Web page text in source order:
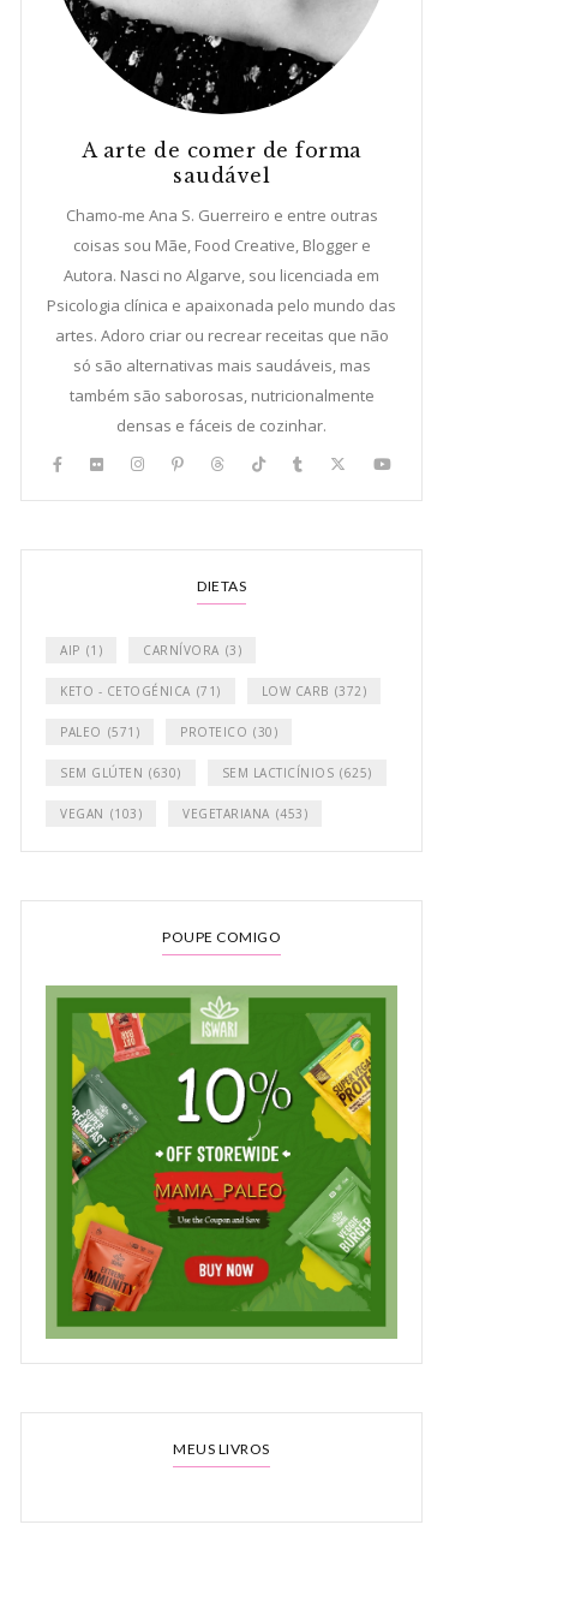
A arte de comer de forma
saudável
Chamo-me Ana S. Guerreiro e entre outras
coisas sou Mãe, Food Creative, Blogger e
Autora. Nasci no Algarve, sou licenciada em
Psicologia clínica e apaixonada pelo mundo das
artes. Adoro criar ou recrear receitas que não
só são alternativas mais saudáveis, mas
também são saborosas, nutricionalmente
densas e fáceis de cozinhar.
DIETAS
AIP (1) CARNÍVORA (3)
KETO - CETOGÉNICA (71) LOW CARB (372)
PALEO (571) PROTEICO (30)
SEM GLÚTEN (630) SEM LACTICÍNIOS (625)
VEGAN (103) VEGETARIANA (453)
POUPE COMIGO
MEUS LIVROS